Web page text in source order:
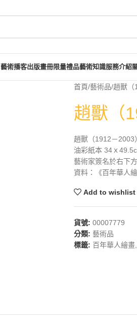
藝術播客出版畫冊限量禮品藝術知識服務介紹
首頁 藝術品 趙獸（
趙獸（
趙獸（1912－2003
油彩紙本 34ｘ
藝術家簽名於右下方
資料：《百年華人
Add to wishlist
貨號: 00007779
分類: 藝術品
標籤: 百年華人繪畫,